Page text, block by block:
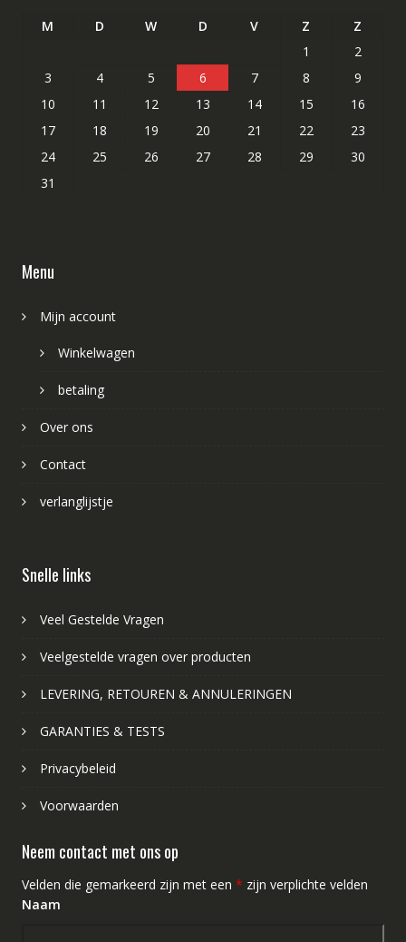
M D W D V Z
Z
1
2
3
4 5 6 7 8
9
10
11 12 13 14 15
16
17
18 19 20 21 22
23
24
25 26 27 28 29
30
31
Menu
Mijn account
Winkelwagen
betaling
Over ons
Contact
verlanglijstje
Snelle links
Veel Gestelde Vragen
Veelgestelde vragen over producten
LEVERING, RETOUREN & ANNULERINGEN
GARANTIES & TESTS
Privacybeleid
Voorwaarden
Neem contact met ons op
Velden die gemarkeerd zijn met een * zijn verplichte velden
Naam